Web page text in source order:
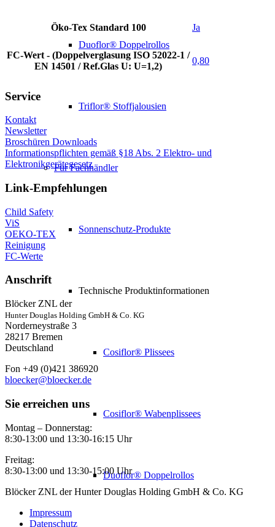
Duoflor® Doppelrollos
Triflor® Stoffjalousien
Für Fachhändler
Sonnenschutz-Produkte
Technische Produktinformationen
Cosiflor® Plissees
Cosiflor® Wabenplissees
Duoflor® Doppelrollos
Öko-Tex Standard 100 Ja
FC-Wert - (Doppelverglasung ISO 52022-1 /
EN 14501 / Ref.Glas U: U=1,2)
0,80
Service
Kontakt
Newsletter
Broschüren Downloads
Informationspflichten gemäß §18 Abs. 2 Elektro- und
Elektronikgerätegesetz
Link-Empfehlungen
Child Safety
ViS
OEKO-TEX
Reinigung
FC-Werte
Anschrift
Blöcker ZNL der
Hunter Douglas Holding GmbH & Co. KG
Norderneystraße 3
28217 Bremen
Deutschland
Fon +49 (0)421 386920
bloecker@bloecker.de
Sie erreichen uns
Montag – Donnerstag:
8:30-13:00 und 13:30-16:15 Uhr
Freitag:
8:30-13:00 und 13:30-15:00 Uhr
Blöcker ZNL der Hunter Douglas Holding GmbH & Co. KG
Impressum
Datenschutz